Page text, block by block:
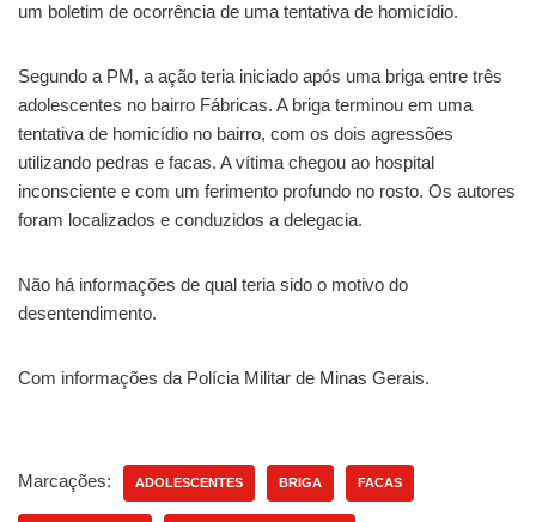
um boletim de ocorrência de uma tentativa de homicídio.
Segundo a PM, a ação teria iniciado após uma briga entre três
adolescentes no bairro Fábricas. A briga terminou em uma
tentativa de homicídio no bairro, com os dois agressões
utilizando pedras e facas. A vítima chegou ao hospital
inconsciente e com um ferimento profundo no rosto. Os autores
foram localizados e conduzidos a delegacia.
Não há informações de qual teria sido o motivo do
desentendimento.
Com informações da Polícia Militar de Minas Gerais.
Marcações: ADOLESCENTES BRIGA FACAS